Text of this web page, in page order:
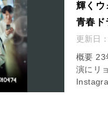
輝くウ
青春ド
更新日：
概要 23
演にリ